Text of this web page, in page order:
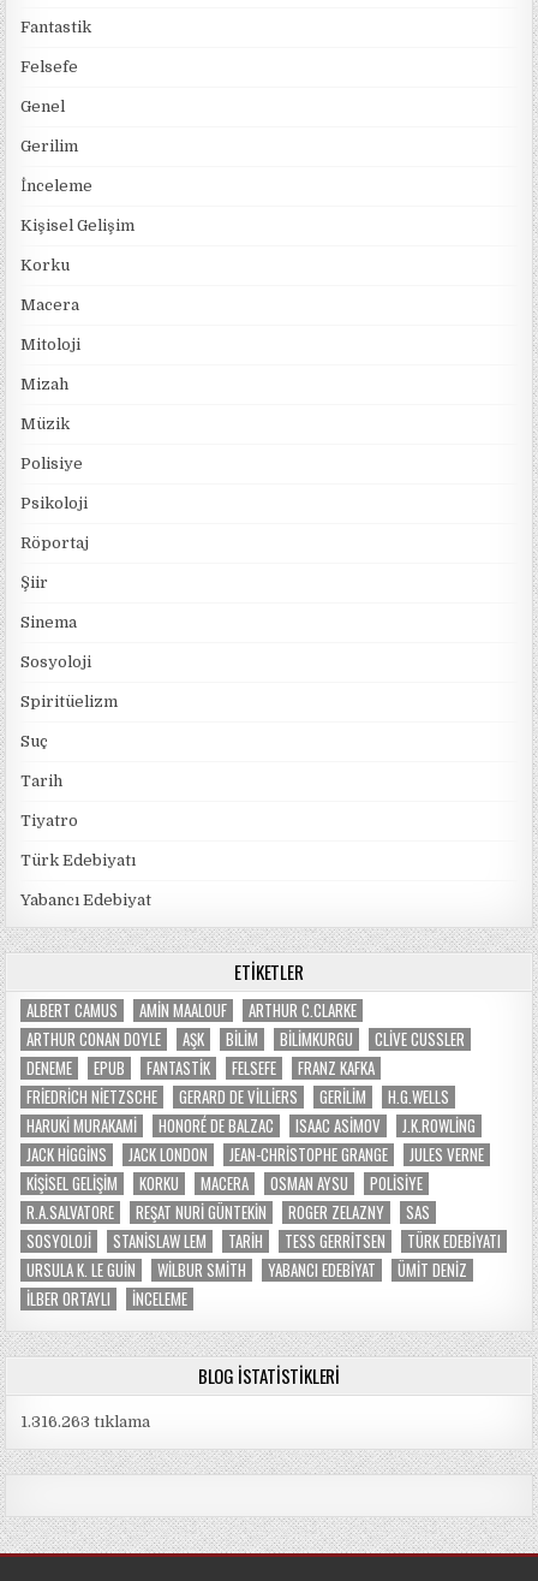
Fantastik
Felsefe
Genel
Gerilim
İnceleme
Kişisel Gelişim
Korku
Macera
Mitoloji
Mizah
Müzik
Polisiye
Psikoloji
Röportaj
Şiir
Sinema
Sosyoloji
Spiritüelizm
Suç
Tarih
Tiyatro
Türk Edebiyatı
Yabancı Edebiyat
ETIKETLER
ALBERT CAMUS AMIN MAALOUF
ARTHUR C.CLARKE
ARTHUR CONAN DOYLE
AŞK BILIM BILIMKURGU
CLIVE CUSSLER
DENEME
EPUB FANTASTIK FELSEFE
FRANZ KAFKA
FRIEDRICH NIETZSCHE
GERARD DE VILLIERS GERILIM
H.G.WELLS
HARUKI MURAKAMI
HONORÉ DE BALZAC ISAAC ASIMOV
J.K.ROWLING
JACK HIGGINS
JACK LONDON JEAN-CHRISTOPHE GRANGE
JULES VERNE
KIŞISEL GELIŞIM
KORKU MACERA OSMAN AYSU
POLISIYE
R.A.SALVATORE
REŞAT NURI GÜNTEKIN ROGER ZELAZNY
SAS
SOSYOLOJI
STANISLAW LEM TARIH TESS GERRITSEN
TÜRK EDEBIYATI
URSULA K. LE GUIN
WILBUR SMITH YABANCI EDEBIYAT
ÜMIT DENIZ
İLBER ORTAYLI
İNCELEME
BLOG İSTATISTIKLERI
1.316.263 tıklama